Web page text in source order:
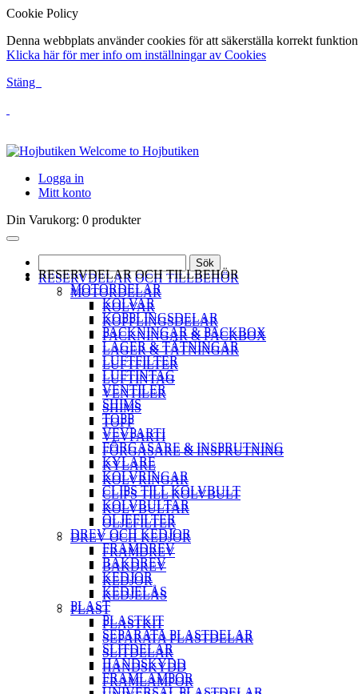
Cookie Policy
Denna webbplats använder cookies för att säkerställa korrekt
Klicka här för mer info om inställningar av Cookies
Stäng
Welcome to Hojbutiken
Logga in
Mitt konto
Din Varukorg: 0 produkter
Sök
RESERVDELAR OCH TILLBEHÖR
MOTORDELAR
KOLVAR
KOPPLINGSDELAR
PACKNINGAR & PACKBOX
LAGER & TÄTNINGAR
LUFTFILTER
LUFTINTAG
VENTILER
SHIMS
TOPP
VEVPARTI
FÖRGASARE & INSPRUTNING
KYLARE
KOLVRINGAR
CLIPS TILL KOLVBULT
KOLVBULTAR
OLJEFILTER
DREV OCH KEDJOR
FRAMDREV
BAKDREV
KEDJOR
KEDJELÅS
PLAST
PLASTKIT
SEPARATA PLASTDELAR
SLITDELAR
HANDSKYDD
FRAMLAMPOR
RESERVDELAR OCH TILLBEHÖR
MOTORDELAR
KOLVAR
KOPPLINGSDELAR
PACKNINGAR & PACKBOX
LAGER & TÄTNINGAR
LUFTFILTER
LUFTINTAG
VENTILER
SHIMS
TOPP
VEVPARTI
FÖRGASARE & INSPRUTNING
KYLARE
KOLVRINGAR
CLIPS TILL KOLVBULT
KOLVBULTAR
OLJEFILTER
DREV OCH KEDJOR
FRAMDREV
BAKDREV
KEDJOR
KEDJELÅS
PLAST
PLASTKIT
SEPARATA PLASTDELAR
SLITDELAR
HANDSKYDD
FRAMLAMPOR